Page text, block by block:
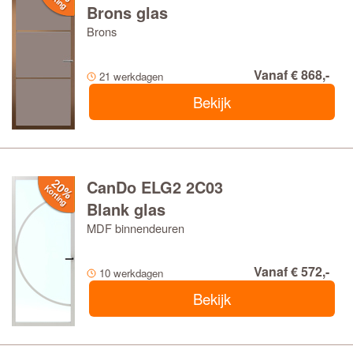
Brons glas
Brons
21 werkdagen Vanaf € 868,-
Bekijk
CanDo ELG2 2C03
Blank glas
MDF binnendeuren
10 werkdagen Vanaf € 572,-
Bekijk